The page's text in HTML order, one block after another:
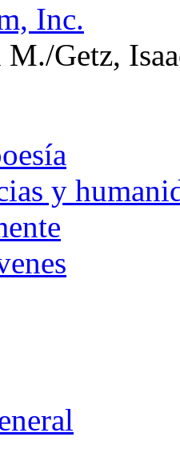
Inc.
Getz,
y